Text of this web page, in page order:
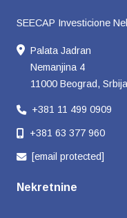
SEECAP Investicione
Palata Jadran
Nemanjina 4
11000 Beograd, Srbija
+381 11 499 0909
+381 63 377 960
[email protected]
Nekretnine